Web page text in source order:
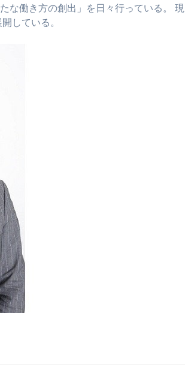
な働き方の創出」を日々行っている。 現
している。